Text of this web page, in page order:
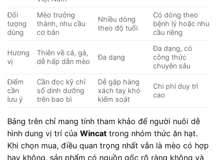
Đối
tượng
dùng
Mèo trưởng
thành, nhu cầu
cơ bản
Nhiều dòng
theo độ tuổi
Có dòng theo
bệnh lý hoặc nhu
cầu riêng
Hương
vị
Thiên về cá, gà,
dễ hấp dẫn mèo
Đa dạng
Đa dạng, có
công thức
chuyên sâu
Điểm
cần
lưu ý
Cần đọc kỹ chỉ
số dinh dưỡng
trên bao bì
Dễ gặp hàng
xách tay khó
kiểm soát
Chi phí duy trì
cao
Bảng trên chỉ mang tính tham khảo để người nuôi dễ
hình dung vị trí của Wincat trong nhóm thức ăn hạt.
Khi chọn mua, điều quan trọng nhất vẫn là mèo có hợp
hay không, sản phẩm có nguồn gốc rõ ràng không và